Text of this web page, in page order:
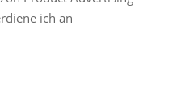
ich an